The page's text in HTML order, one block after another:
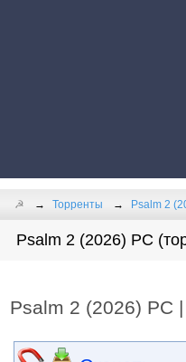
☭ Торренты Psalm 2
Psalm 2 (2026) PC
Psalm 2 (2026) PC